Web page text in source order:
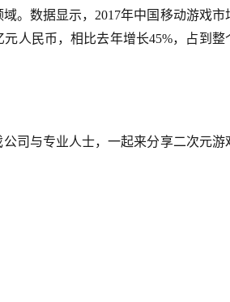
。数据显示， 2017年中国移动游戏市
元人民币，相比去年增长45%，占到整
司与专业人士，一起来分享二次元游